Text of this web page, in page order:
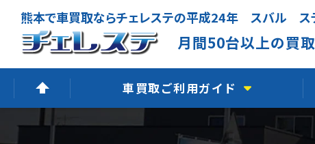
熊本で車買取ならチェレステの平成24年 スバル ス
月間50台以上の買
車買取ご利用ガイド
高価買取できる理由